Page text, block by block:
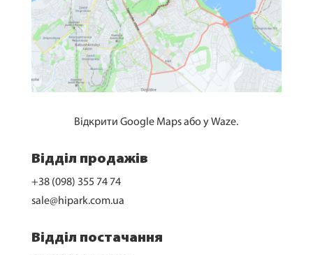
ВідкритиGoogle Mapsабо уWaze.
Відділ продажів
+38 (098) 355 74 74
sale@hipark.com.ua
Відділ постачання